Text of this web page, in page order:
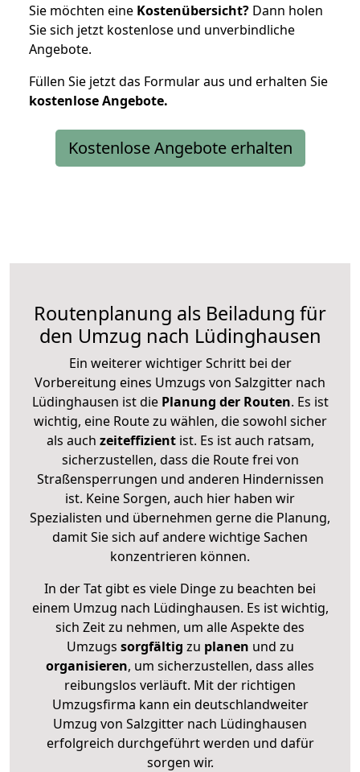
Sie möchten eine Kostenübersicht? Dann holen
Sie sich jetzt kostenlose und unverbindliche
Angebote.
Füllen Sie jetzt das Formular aus und erhalten Sie
kostenloseAngebote.
Kostenlose Angebote erhalten
Routenplanung als Beiladung für
den Umzug nach Lüdinghausen
Ein weiterer wichtiger Schritt bei der
Vorbereitung eines Umzugs von Salzgitter nach
Lüdinghausen ist diePlanung der Routen. Es ist
wichtig, eine Route zu wählen, die sowohl sicher
als auch zeiteffizientist. Es ist auch ratsam,
sicherzustellen, dass die Route frei von
Straßensperrungen und anderen Hindernissen
ist. Keine Sorgen, auch hier haben wir
Spezialisten und übernehmen gerne die Planung,
damit Sie sich auf andere wichtige Sachen
konzentrieren können.
In der Tat gibt es viele Dinge zu beachten bei
einem Umzug nach Lüdinghausen. Es ist wichtig,
sich Zeit zu nehmen, um alle Aspekte des
Umzugs sorgfältig zu planen und zu
organisieren, um sicherzustellen, dass alles
reibungslos verläuft. Mit der richtigen
Umzugsfirma kann ein deutschlandweiter
Umzug von Salzgitter nach Lüdinghausen
erfolgreich durchgeführt werden und dafür
sorgen wir.